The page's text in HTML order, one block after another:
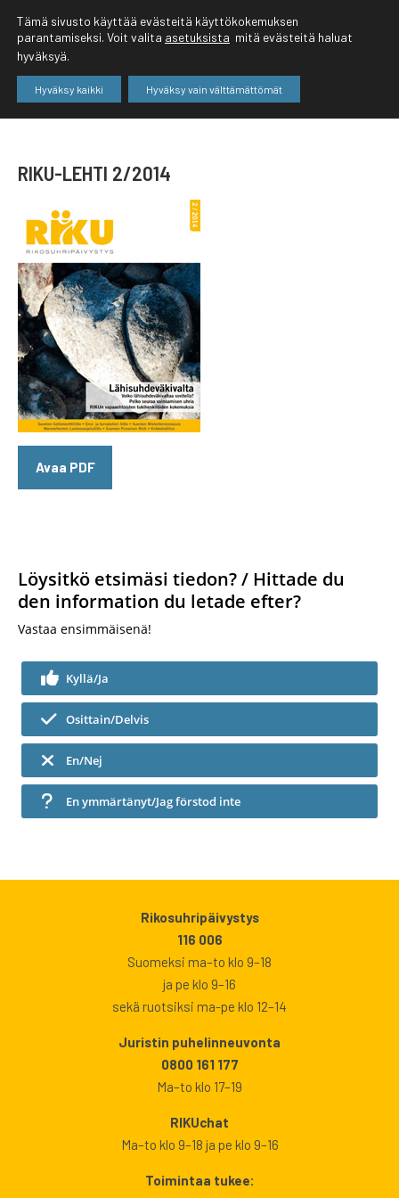
RIKU-LEHTI 2/2014
Avaa PDF
Löysitkö etsimäsi tiedon? / Hittade du
den information du letade efter?
Vastaa ensimmäisenä!
Kyllä/Ja
Osittain/Delvis
En/Nej
En ymmärtänyt/Jag förstod inte
Rikosuhripäivystys
116 006
Suomeksi ma–to klo 9–18
ja pe klo 9–16
sekä ruotsiksi ma-pe klo 12–14
Juristin puhelinneuvonta
0800 161 177
Ma–to klo 17–19
RIKUchat
Ma–to klo 9–18 ja pe klo 9–16
Toimintaa tukee:
Tämä sivusto käyttää evästeitä käyttökokemuksen
parantamiseksi. Voit valita asetuksista mitä evästeitä haluat
hyväksyä.
Hyväksy kaikki Hyväksy vain välttämättömät